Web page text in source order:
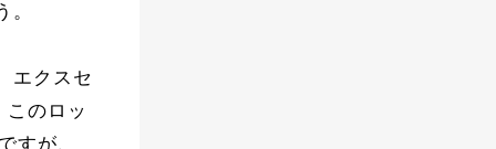
エクスセ
のロッ
すが、